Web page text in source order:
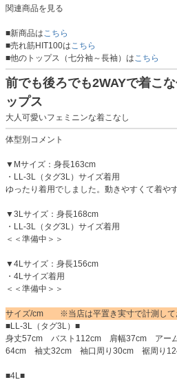
関連商品を見る
■新商品はこちら
■売れ筋HIT100はこちら
■他のトップス（七分袖～長袖）はこちら
前でも後ろでも2WAYで着こ
ップス
大人可愛いフェミニンな着こなし
体型別コメント
▼Mサイズ：身長163cm
・LL-3L（タグ3L）サイズ着用
ゆったり着用でしました。動きやすくて着や
▼3Lサイズ：身長168cm
・LL-3L（タグ3L）サイズ着用
＜＜準備中＞＞
▼4Lサイズ：身長156cm
・4Lサイズ着用
＜＜準備中＞＞
サイズ/cm ※当店は平置き実寸で計測して
■LL-3L（タグ3L）■
身丈57cm バスト112cm 肩幅37cm アー
64cm 袖丈32cm 袖口周り30cm 裾周り
■4L■